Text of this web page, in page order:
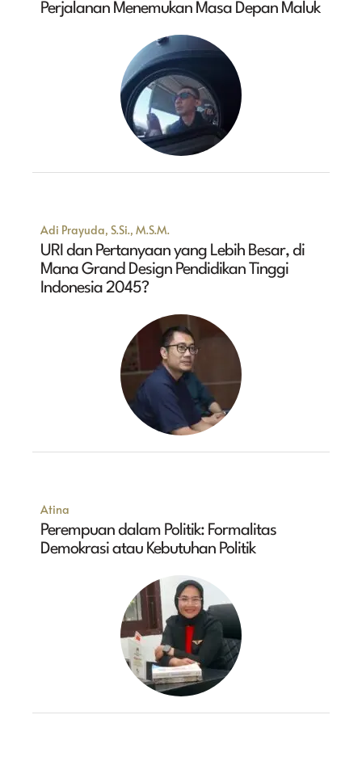
Perjalanan Menemukan Masa Depan Maluk
Adi Prayuda, S.Si., M.S.M.
URI dan Pertanyaan yang Lebih Besar, di
Mana Grand Design Pendidikan Tinggi
Indonesia 2045?
Atina
Perempuan dalam Politik: Formalitas
Demokrasi atau Kebutuhan Politik